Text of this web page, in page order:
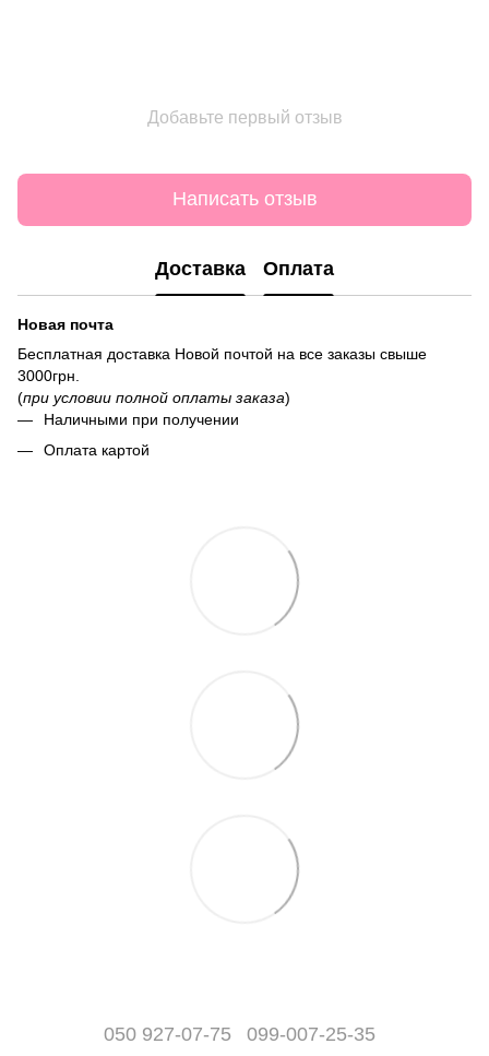
Добавьте первый отзыв
Написать отзыв
Доставка Оплата
Новая почта
Бесплатная доставка Новой почтой на все заказы свыше
3000грн.
(при условии полной оплаты заказа)
Наличными при получении
Оплата картой
050 927-07-75 099-007-25-35